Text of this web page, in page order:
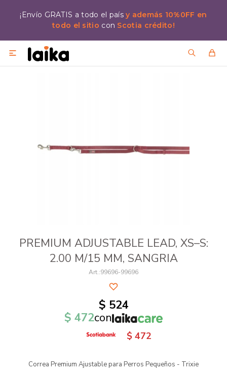
¡Envío GRATIS a todo el paísy además 10%0FF en
todo el sitio con Scotia crédito!

PREMIUM ADJUSTABLE LEAD, XS–S:
2.00 M/15 MM, SANGRIA
99696-99696
$ 524
$ 472con
$ 472
Correa Premium Ajustable para Perros Pequeños - Trixie